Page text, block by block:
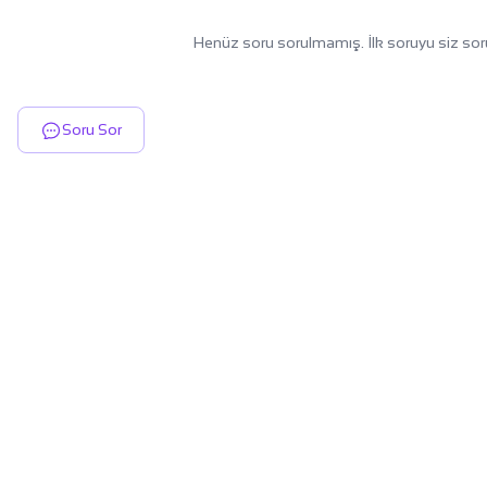
Henüz soru sorulmamış. İlk soruyu siz
Soru Sor